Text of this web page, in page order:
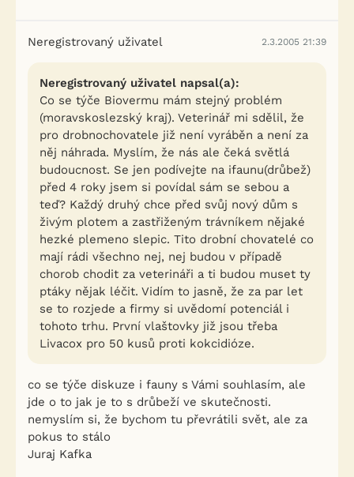
Neregistrovaný uživatel 2.3.2005 21:39
Neregistrovaný uživatel napsal(a):
Co se týče Biovermu mám stejný problém
(moravskoslezský kraj). Veterinář mi sdělil, že
pro drobnochovatele již není vyráběn a není za
něj náhrada. Myslím, že nás ale čeká světlá
budoucnost. Se jen podívejte na ifaunu(drůbež)
před 4 roky jsem si povídal sám se sebou a
teď? Každý druhý chce před svůj nový dům s
živým plotem a zastřiženým trávníkem nějaké
hezké plemeno slepic. Tito drobní chovatelé co
mají rádi všechno nej, nej budou v případě
chorob chodit za veterináři a ti budou muset ty
ptáky nějak léčit. Vidím to jasně, že za par let
se to rozjede a firmy si uvědomí potenciál i
tohoto trhu. První vlaštovky již jsou třeba
Livacox pro 50 kusů proti kokcidióze.
co se týče diskuze i fauny s Vámi souhlasím, ale
jde o to jak je to s drůbeží ve skutečnosti.
nemyslím si, že bychom tu převrátili svět, ale za
pokus to stálo
Juraj Kafka